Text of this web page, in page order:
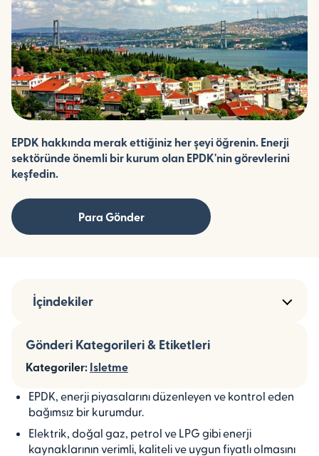
EPDK hakkında merak ettiğiniz her şeyi öğrenin. Enerji
sektöründe önemli bir kurum olan EPDK'nin görevlerini
keşfedin.
Para Gönder
EPDK, enerji piyasalarını düzenleyen ve kontrol eden
bağımsız bir kurumdur.
Elektrik, doğal gaz, petrol ve LPG gibi enerji
kaynaklarının verimli, kaliteli ve uygun fiyatlı olmasını
İçindekiler
Gönderi Kategorileri & Etiketleri
Kategoriler: Isletme